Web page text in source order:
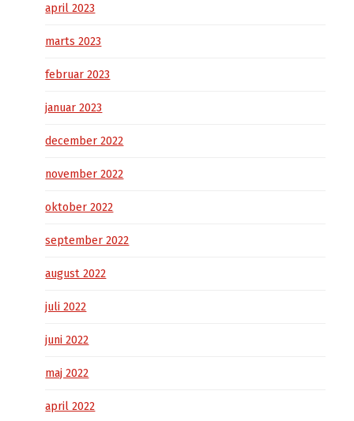
april 2023
marts 2023
februar 2023
januar 2023
december 2022
november 2022
oktober 2022
september 2022
august 2022
juli 2022
juni 2022
maj 2022
april 2022